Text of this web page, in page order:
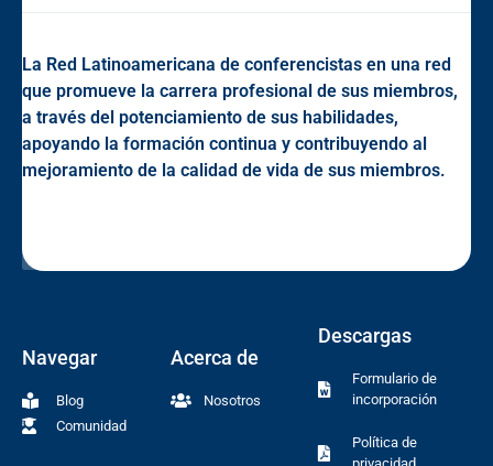
La Red Latinoamericana de conferencistas en una red
que promueve la carrera profesional de sus miembros,
a través del potenciamiento de sus habilidades,
apoyando la formación continua y contribuyendo al
mejoramiento de la calidad de vida de sus miembros.
Navegar
Blog
Comunidad
Acerca de
Nosotros
Descargas
Formulario de
incorporación
Política de